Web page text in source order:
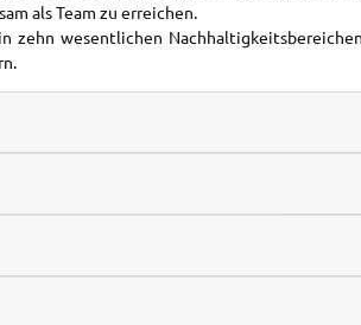
als Team zu erreichen.
zehn wesentlichen